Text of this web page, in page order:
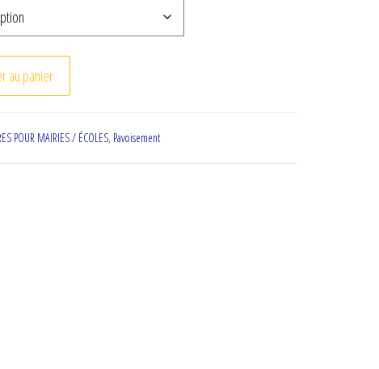
au panier
POUR MAIRIES / ÉCOLES, Pavoisement